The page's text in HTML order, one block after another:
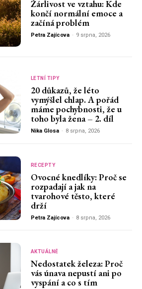
Žárlivost ve vztahu: Kde
končí normální emoce a
začíná problém
Petra Zajícova - 9 srpna, 2026
LETNÍ TIPY
20 důkazů, že léto
vymýšlel chlap. A pořád
máme pochybnosti, že u
toho byla žena – 2. díl
Nika Glosa - 8 srpna, 2026
RECEPTY
Ovocné knedlíky: Proč se
rozpadají a jak na
tvarohové těsto, které
drží
Petra Zajícova - 8 srpna, 2026
AKTUÁLNĚ
Nedostatek železa: Proč
vás únava nepustí ani po
vyspání a co s tím